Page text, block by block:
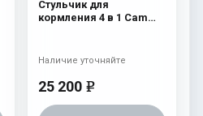
Стульчик для
кормления 4 в 1 Cam
25 200 e
Наличие уточняйте